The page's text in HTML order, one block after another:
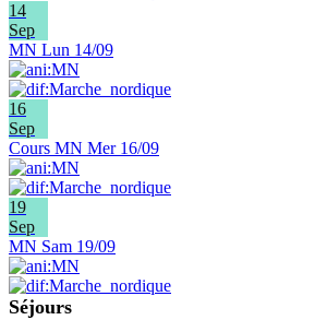
14
Sep
MN Lun 14/09
16
Sep
Cours MN Mer 16/09
19
Sep
MN Sam 19/09
Séjours